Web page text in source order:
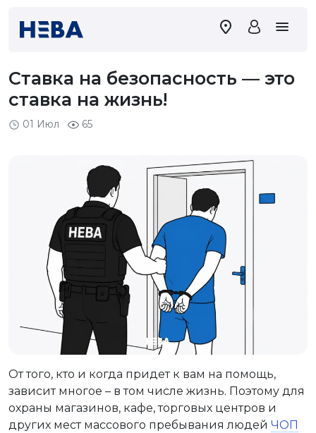
Ставка на безопасность — это
ставка на жизнь!
01 Июл 65
От того, кто и когда придет к вам на помощь,
зависит многое – в том числе жизнь. Поэтому для
охраны магазинов, кафе, торговых центров и
других мест массового пребывания людей ЧОП